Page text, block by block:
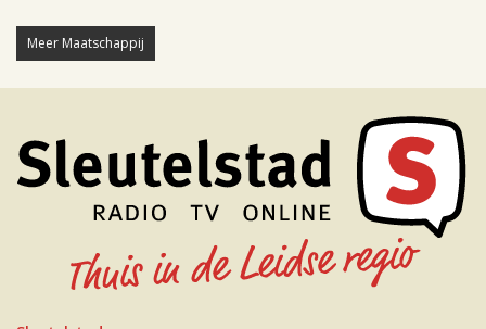
Meer Maatschappij